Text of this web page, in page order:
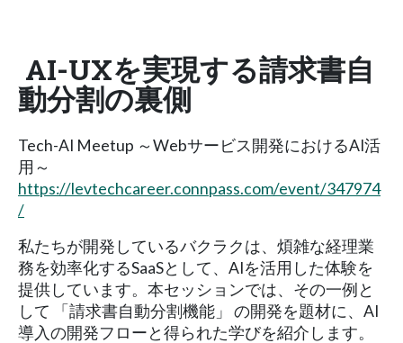
AI-UXを実現する請求書自
動分割の裏側
Tech-AI Meetup ～Webサービス開発におけるAI活
用～
https://levtechcareer.connpass.com/event/347974
/
私たちが開発しているバクラクは、煩雑な経理業
務を効率化するSaaSとして、AIを活用した体験を
提供しています。本セッションでは、その一例と
して 「請求書自動分割機能」 の開発を題材に、AI
導入の開発フローと得られた学びを紹介します。